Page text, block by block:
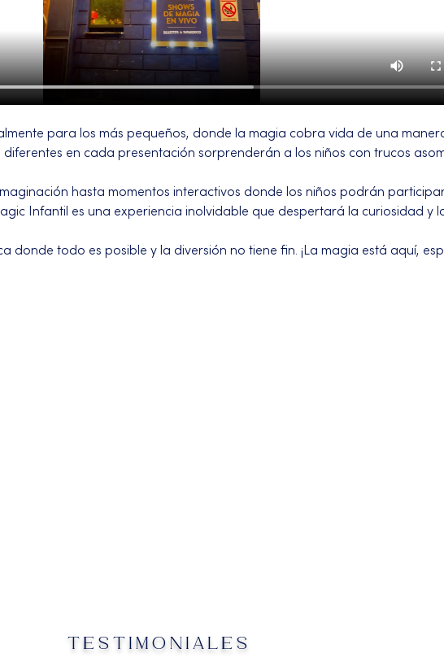
para los más pequeños, donde la magia cobra vida de una
en cada presentación sorprenderán a los niños con trucos
hasta momentos interactivos donde los niños podrán
Infantil es una experiencia inolvidable que despertará la curiosidad y
donde todo es posible y la diversión no tiene fin. ¡La magia está aquí,
TESTIMONIALES